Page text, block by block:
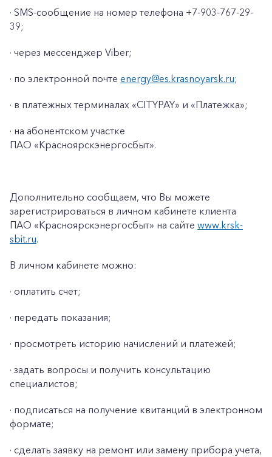
Корпоративным клиентам
· SMS-сообщение на номер телефона +7-903-767-29-
39;
· через мессенджер Viber;
· по электронной почте energy@es.krasnoyarsk.ru;
· в платежных терминалах «CITYPAY» и «Платежка»;
· на абонентском участке
ПАО «Красноярскэнергосбыт».
Дополнительно сообщаем, что Вы можете
зарегистрироваться в личном кабинете клиента
ПАО «Красноярскэнергосбыт» на сайте www.krsk-
sbit.ru.
В личном кабинете можно:
· оплатить счет;
· передать показания;
· просмотреть историю начислений и платежей;
· задать вопросы и получить консультацию
специалистов;
· подписаться на получение квитанций в электронном
формате;
· сделать заявку на ремонт или замену прибора учета,